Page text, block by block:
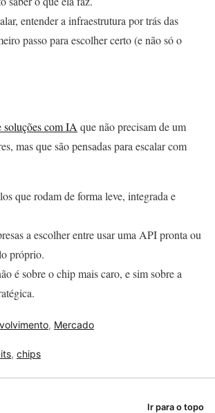
entender a infraestrutura por trás das
passo para escolher certo (e não só o
soluções com IAque não precisam de um
mas que são pensadas para escalar com
que rodam de forma leve, integrada e
a escolher entre usar uma API pronta ou
próprio.
é sobre o chip mais caro, e sim sobre a
, Mercado
, chips
Ir para o topo